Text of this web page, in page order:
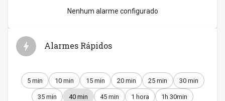
Nenhum alarme configurado
Alarmes Rápidos
5 min 10 min 15 min 20 min 25 min 30 min
35 min 40 min 45 min 1 hora 1h 30min